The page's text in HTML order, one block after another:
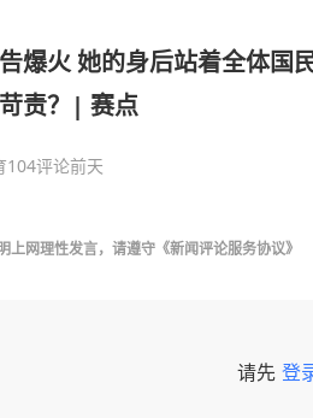
爆火 她的身后站着全体国
责？| 赛点
104评论前天
上网理性发言，请遵守 《新闻评论服务协议》
请先 登